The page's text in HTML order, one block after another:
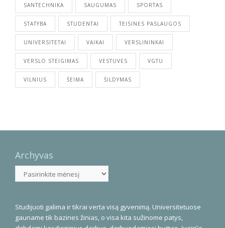
SANTECHNIKA SAUGUMAS SPORTAS
STATYBA STUDENTAI TEISINĖS PASLAUGOS
UNIVERSITETAI VAIKAI VERSLININKAI
VERSLO STEIGIMAS VESTUVĖS VGTU
VILNIUS ŠEIMA ŠILDYMAS
Archyvas
Studijuoti galima ir tikrai verta visą gyvenimą. Universitetuose
gauname tik bazines žinias, o visa kita sužinome patys,